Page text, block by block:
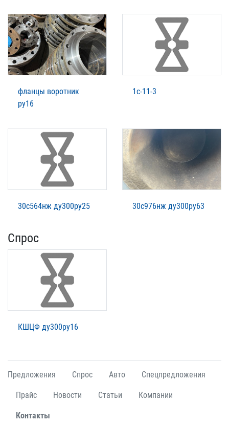
фланцы воротник
ру16
1с-11-3
30с564нж ду300ру25 30с976нж ду300ру63
Спрос
КШЦФ ду300ру16
Предложения Спрос Авто Спецпредложения
Прайс Новости Статьи Компании
Контакты